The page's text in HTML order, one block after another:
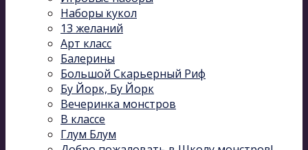
Наборы кукол
13 желаний
Арт класс
Балерины
Большой Скарьерный Риф
Бу Йорк, Бу Йорк
Вечеринка монстров
В классе
Глум Блум